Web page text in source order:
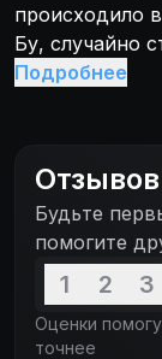
происходило
Бу, случайно
державшего в
защитников.
выручала
Подробнее
Будьте
помогите
1 2 3
Оценки
точнее